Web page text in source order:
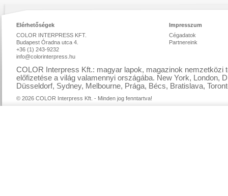
Elérhetőségek
COLOR INTERPRESS KFT.
Budapest Óradna utca 4.
+36 (1) 243-9232
info@colorinterpress.hu
Impresszum
Cégadatok
Partnereink
COLOR Interpress Kft.: magyar lapok, magazinok nemzetközi
előfizetése a világ valamennyi országába. New York, London,
Düsseldorf, Sydney, Melbourne, Prága, Bécs, Bratislava,
© 2026 COLOR Interpress Kft. - Minden jog fenntartva!